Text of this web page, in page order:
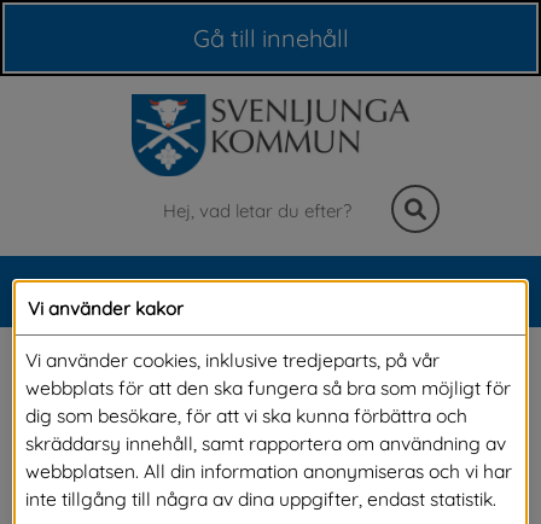
Gå till innehåll
Sök
Meny
Svedjans förskola
återvinner skräp
I höstas genomfördes ett bokval på förskolan,
Vi använder kakor
Vi använder cookies, inklusive tredjeparts, på vår
webbplats för att den ska fungera så bra som möjligt för
dig som besökare, för att vi ska kunna förbättra och
skräddarsy innehåll, samt rapportera om användning av
webbplatsen. All din information anonymiseras och vi har
inte tillgång till några av dina uppgifter, endast statistik.